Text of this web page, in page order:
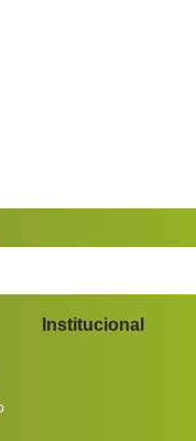
Institucional